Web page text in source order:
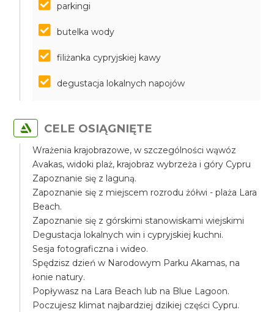
parkingi
butelka wody
filiżanka cypryjskiej kawy
degustacja lokalnych napojów
CELE OSIĄGNIĘTE
Wrażenia krajobrazowe, w szczególności wąwóz
Avakas, widoki plaż, krajobraz wybrzeża i góry Cypru
Zapoznanie się z laguną.
Zapoznanie się z miejscem rozrodu żółwi - plaża Lara
Beach.
Zapoznanie się z górskimi stanowiskami wiejskimi
Degustacja lokalnych win i cypryjskiej kuchni.
Sesja fotograficzna i wideo.
Spędzisz dzień w Narodowym Parku Akamas, na
łonie natury.
Popływasz na Lara Beach lub na Blue Lagoon.
Poczujesz klimat najbardziej dzikiej części Cypru.